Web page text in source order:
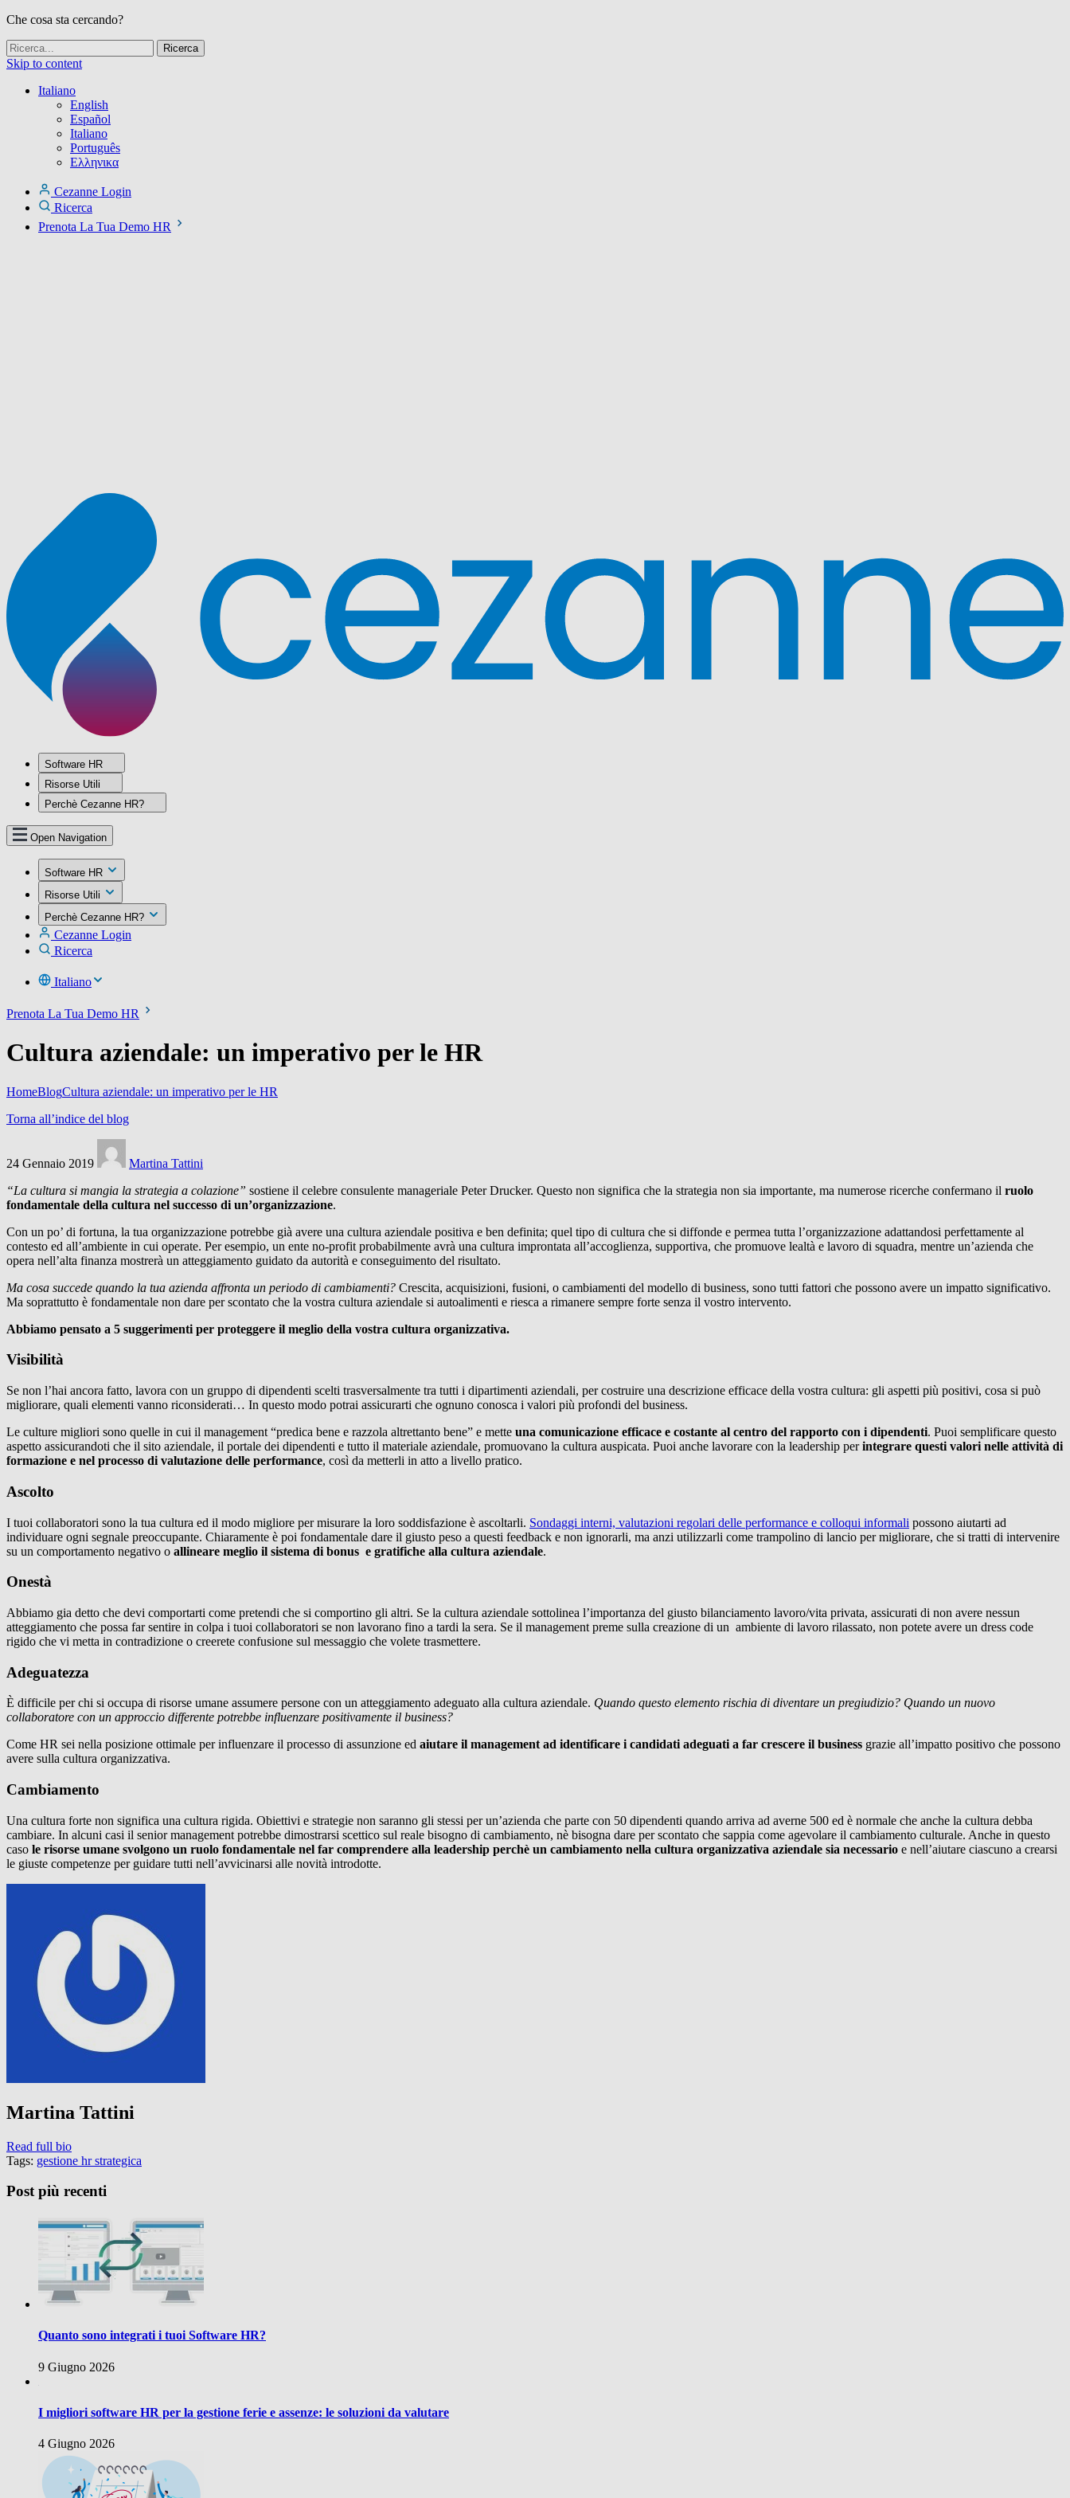
Che cosa sta cercando?
Skip to content
Italiano
English
Español
Italiano
Português
Ελληνικα
Cezanne Login
Ricerca
Prenota La Tua Demo HR
Software HR
Risorse Utili
Perchè Cezanne HR?
Open Navigation
Software HR
Risorse Utili
Perchè Cezanne HR?
Cezanne Login
Ricerca
Italiano
Prenota La Tua Demo HR
Cultura aziendale: un imperativo per le HR
HomeBlogCultura aziendale: un imperativo per le HR
Torna all’indice del blog
24 Gennaio 2019
Martina Tattini
“La cultura si mangia la strategia a colazione” sostiene il celebre consulente manageriale Peter Drucker. Questo non significa che la strategia non sia importante, ma numerose ricerche confermano il ruolo
fondamentale della cultura nel successo di un’organizzazione.
Con un po’ di fortuna, la tua organizzazione potrebbe già avere una cultura aziendale positiva e ben definita; quel tipo di cultura che si diffonde e permea tutta l’organizzazione adattandosi perfettamente al
contesto ed all’ambiente in cui operate. Per esempio, un ente no-profit probabilmente avrà una cultura improntata all’accoglienza, supportiva, che promuove lealtà e lavoro di squadra, mentre un’azienda che
opera nell’alta finanza mostrerà un atteggiamento guidato da autorità e conseguimento del risultato.
Ma cosa succede quando la tua azienda affronta un periodo di cambiamenti? Crescita, acquisizioni, fusioni, o cambiamenti del modello di business, sono tutti fattori che possono avere un impatto significativo.
Ma soprattutto è fondamentale non dare per scontato che la vostra cultura aziendale si autoalimenti e riesca a rimanere sempre forte senza il vostro intervento.
Abbiamo pensato a 5 suggerimenti per proteggere il meglio della vostra cultura organizzativa.
Visibilità
Se non l’hai ancora fatto, lavora con un gruppo di dipendenti scelti trasversalmente tra tutti i dipartimenti aziendali, per costruire una descrizione efficace della vostra cultura: gli aspetti più positivi, cosa si può
migliorare, quali elementi vanno riconsiderati… In questo modo potrai assicurarti che ognuno conosca i valori più profondi del business.
Le culture migliori sono quelle in cui il management “predica bene e razzola altrettanto bene” e mette una comunicazione efficace e costante al centro del rapporto con i dipendenti. Puoi semplificare questo
aspetto assicurandoti che il sito aziendale, il portale dei dipendenti e tutto il materiale aziendale, promuovano la cultura auspicata. Puoi anche lavorare con la leadership perintegrare questi valori nelle attività di
formazione e nel processo di valutazione delle performance, così da metterli in atto a livello pratico.
Ascolto
I tuoi collaboratori sono la tua cultura ed il modo migliore per misurare la loro soddisfazione è ascoltarli. Sondaggi interni, valutazioni regolari delle performance e colloqui informali possono aiutarti ad
individuare ogni segnale preoccupante. Chiaramente è poi fondamentale dare il giusto peso a questi feedback e non ignorarli, ma anzi utilizzarli come trampolino di lancio per migliorare, che si tratti di intervenire
su un comportamento negativo o allineare meglio il sistema di bonus e gratifiche alla cultura aziendale.
Onestà
Abbiamo gia detto che devi comportarti come pretendi che si comportino gli altri. Se la cultura aziendale sottolinea l’importanza del giusto bilanciamento lavoro/vita privata, assicurati di non avere nessun
atteggiamento che possa far sentire in colpa i tuoi collaboratori se non lavorano fino a tardi la sera. Se il management preme sulla creazione di un ambiente di lavoro rilassato, non potete avere un dress code
rigido che vi metta in contradizione o creerete confusione sul messaggio che volete trasmettere.
Adeguatezza
È difficile per chi si occupa di risorse umane assumere persone con un atteggiamento adeguato alla cultura aziendale. Quando questo elemento rischia di diventare un pregiudizio? Quando un nuovo
collaboratore con un approccio differente potrebbe influenzare positivamente il business?
Come HR sei nella posizione ottimale per influenzare il processo di assunzione ed aiutare il management ad identificare i candidati adeguati a far crescere il business grazie all’impatto positivo che possono
avere sulla cultura organizzativa.
Cambiamento
Una cultura forte non significa una cultura rigida. Obiettivi e strategie non saranno gli stessi per un’azienda che parte con 50 dipendenti quando arriva ad averne 500 ed è normale che anche la cultura debba
cambiare. In alcuni casi il senior management potrebbe dimostrarsi scettico sul reale bisogno di cambiamento, nè bisogna dare per scontato che sappia come agevolare il cambiamento culturale. Anche in questo
caso le risorse umane svolgono un ruolo fondamentale nel far comprendere alla leadership perchè un cambiamento nella cultura organizzativa aziendale sia necessario e nell’aiutare ciascuno a crearsi
le giuste competenze per guidare tutti nell’avvicinarsi alle novità introdotte.
Martina Tattini
Read full bio
Tags: gestione hr strategica
Post più recenti
Quanto sono integrati i tuoi Software HR?
9 Giugno 2026
I migliori software HR per la gestione ferie e assenze: le soluzioni da valutare
4 Giugno 2026